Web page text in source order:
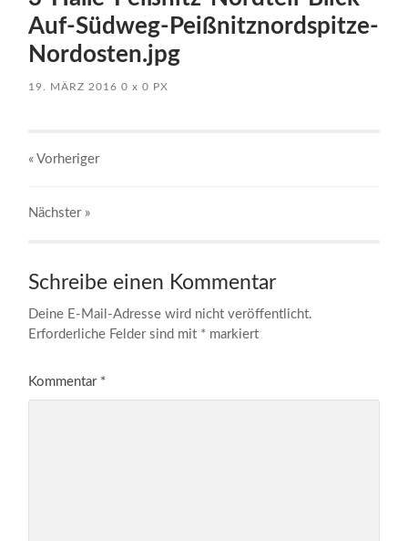
Auf-Südweg-Peißnitznordspitze-
Nordosten.jpg
19. MÄRZ 2016 0x 0 PX
« Vorheriger
Nächster »
Schreibe einen Kommentar
Deine E-Mail-Adresse wird nicht veröffentlicht.
Erforderliche Felder sind mit * markiert
Kommentar *